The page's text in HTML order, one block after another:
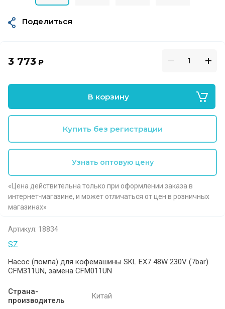
3 773 ₽
В корзину
Купить без регистрации
Узнать оптовую цену
«Цена действительна только при оформлении заказа в
интернет-магазине, и может отличаться от цен в розничных
магазинах»
Артикул: 18834
SZ
Насос (помпа) для кофемашины SKL EX7 48W 230V (7bar)
CFM311UN, замена CFM011UN
Страна-
производитель
Китай
Поделиться